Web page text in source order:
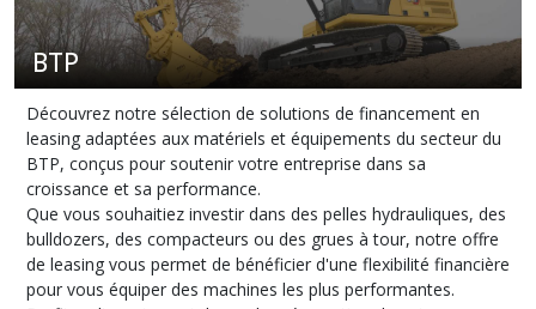
BTP
Découvrez notre sélection de solutions de financement en
leasing adaptées aux matériels et équipements du secteur du
BTP, conçus pour soutenir votre entreprise dans sa
croissance et sa performance.
Que vous souhaitiez investir dans des pelles hydrauliques, des
bulldozers, des compacteurs ou des grues à tour, notre offre
de leasing vous permet de bénéficier d'une flexibilité financière
pour vous équiper des machines les plus performantes.
Financement
Financement
Bulldozer
(4)
Financement